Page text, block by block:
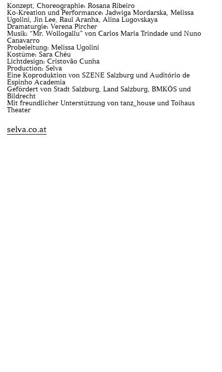
Konzept, Choreographie: Rosana Ribeiro
Ko-Kreation und Performance: Jadwiga Mordarska, Melissa
Ugolini, Jin Lee, Raul Aranha, Alina Lugovskaya
Dramaturgie: Verena Pircher
Musik: “Mr. Wollogallu” von Carlos Maria Trindade und Nuno
Canavarro
Probeleitung: Melissa Ugolini
Kostüme: Sara Chéu
Lichtdesign: Cristovão Cunha
Production: Selva
Eine Koproduktion von SZENE Salzburg und Auditório de
Espinho Academia
Gefördert von Stadt Salzburg, Land Salzburg, BMKÖS und
Bildrecht
Mit freundlicher Unterstützung von tanz_house und Toihaus
Theater
selva.co.at